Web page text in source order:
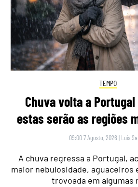
TEMPO
Chuva volta a
estas serão as regiões
09:00 7 Agosto, 2026 | Luís
A chuva regressa a Portugal,
maior nebulosidade, aguaceiros
trovoada em algumas